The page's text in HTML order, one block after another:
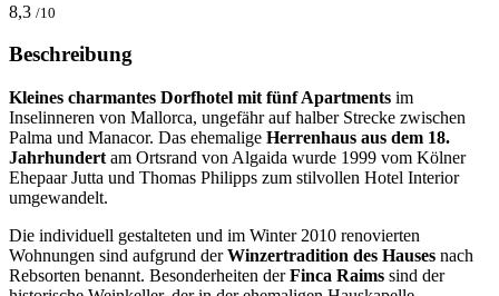
8,3 /10
Beschreibung
Kleines charmantes Dorfhotel mit fünf Apartments im
Inselinneren von Mallorca, ungefähr auf halber Strecke zwischen
Palma und Manacor. Das ehemalige Herrenhaus aus dem 18.
Jahrhundert am Ortsrand von Algaida wurde 1999 vom Kölner
Ehepaar Jutta und Thomas Philipps zum stilvollen Hotel Interior
umgewandelt.
Die individuell gestalteten und im Winter 2010 renovierten
Wohnungen sind aufgrund derWinzertradition des Hauses nach
Rebsorten benannt. Besonderheiten derFinca Raims sind der